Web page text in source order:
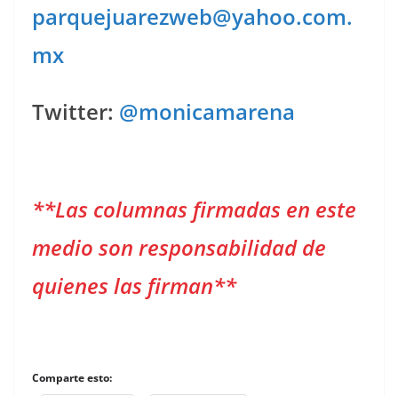
parquejuarezweb@yahoo.com.
mx
Twitter: @monicamarena
**Las columnas firmadas en este
medio son responsabilidad de
quienes las firman**
Comparte esto: